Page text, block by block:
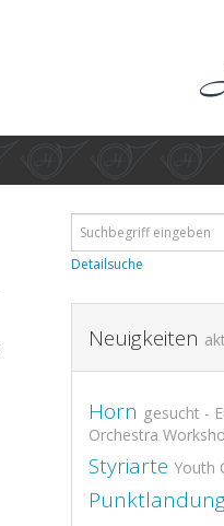
Detailsuche
Neuigkeiten
Horn gesucht -
Orchestra
Styriarte Youth